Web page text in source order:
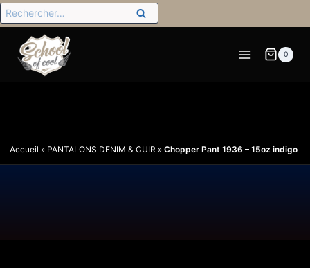
0
Accueil » PANTALONS DENIM & CUIR » Chopper Pant 1936 – 15oz indigo